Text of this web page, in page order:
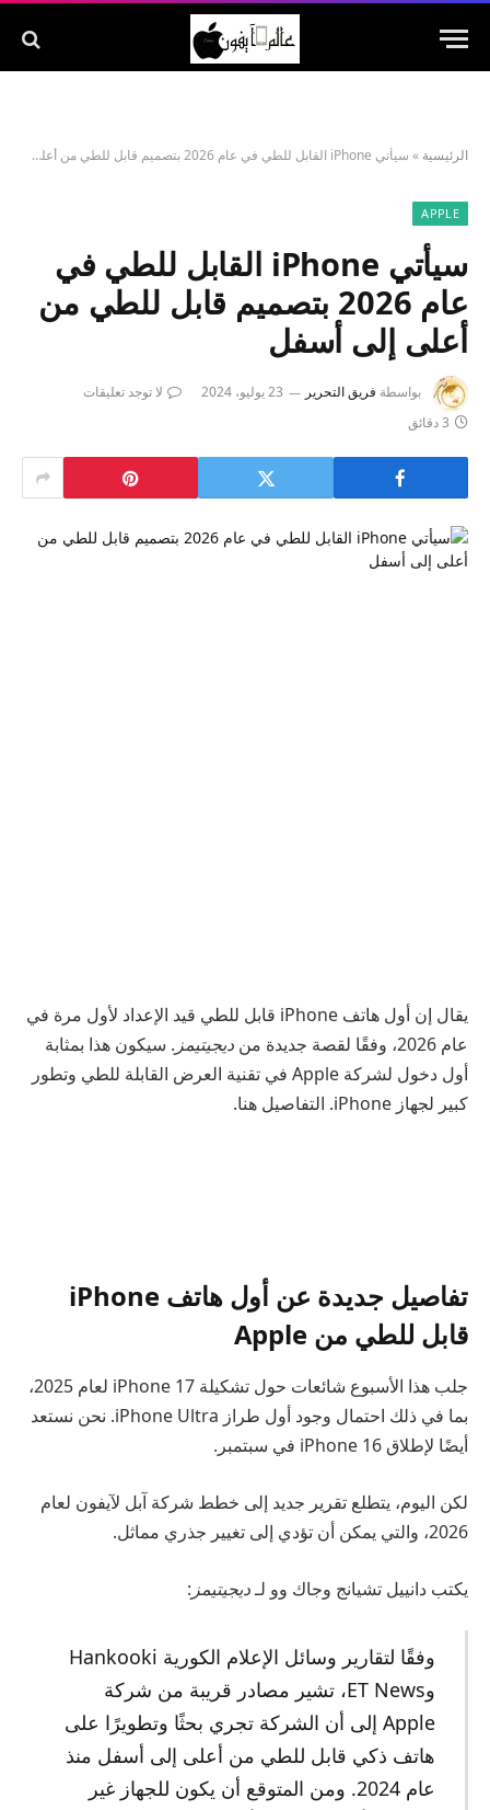
الرئيسية » سيأتي iPhone القابل للطي في عام 2026 بتصميم قابل للطي من أعلى إلى أسفل
APPLE
سيأتي iPhone القابل للطي في
عام 2026 بتصميم قابل للطي من
أعلى إلى أسفل
بواسطة فريق التحرير 23 يوليو، 2024
لا توجد تعليقات
3 دقائق
يقال إن أول هاتف iPhone قابل للطي قيد الإعداد لأول مرة في
عام 2026، وفقًا لقصة جديدة من
ديجيتيمز . سيكون هذا بمثابة
أول دخول لشركة Apple في تقنية العرض القابلة للطي وتطور
كبير لجهاز iPhone. التفاصيل هنا.
تفاصيل جديدة عن أول هاتف iPhone
قابل للطي من Apple
جلب هذا الأسبوع شائعات حول تشكيلة iPhone 17 لعام 2025،
بما في ذلك احتمال وجود أول طراز iPhone Ultra. نحن نستعد
أيضًا لإطلاق iPhone 16 في سبتمبر.
لكن اليوم، يتطلع تقرير جديد إلى خطط شركة آبل لآيفون لعام
2026، والتي يمكن أن تؤدي إلى تغيير جذري مماثل.
يكتب دانييل تشيانج وجاك وو لـديجيتيمز :
وفقًا لتقارير وسائل الإعلام الكورية Hankooki
وET News، تشير مصادر قريبة من شركة
Apple إلى أن الشركة تجري بحثًا وتطويرًا على
هاتف ذكي قابل للطي من أعلى إلى أسفل منذ
عام 2024. ومن المتوقع أن يكون للجهاز غير